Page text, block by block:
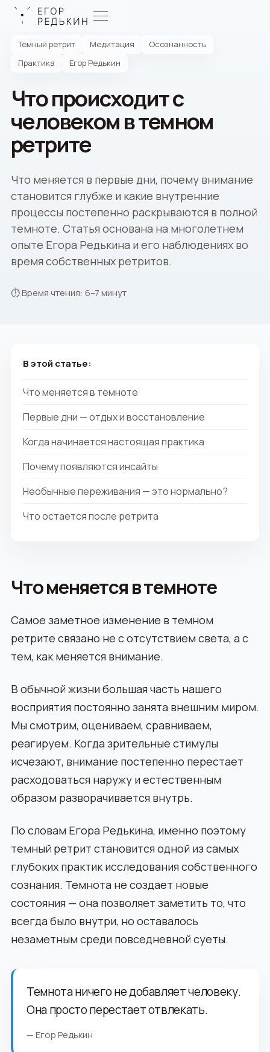
Тёмный ретрит Медитация
Осознанность
Практика
Егор Редькин
Что происходит с
человеком в темном
ретрите
Что меняется в первые дни, почему внимание
становится глубже и какие внутренние
процессы постепенно раскрываются в полной
темноте. Статья основана на многолетнем
опыте Егора Редькина и его наблюдениях во
время собственных ретритов.
⏱ Время чтения: 6–7 минут
В этой статье:
Что меняется в темноте
Первые дни — отдых и восстановление
Когда начинается настоящая практика
Почему появляются инсайты
Необычные переживания — это нормально?
Что остается после ретрита
Что меняется в темноте
Самое заметное изменение в темном
ретрите связано не с отсутствием света, а с
тем, как меняется внимание.
В обычной жизни большая часть нашего
восприятия постоянно занята внешним миром.
Мы смотрим, оцениваем, сравниваем,
реагируем. Когда зрительные стимулы
исчезают, внимание постепенно перестает
расходоваться наружу и естественным
образом разворачивается внутрь.
По словам Егора Редькина, именно поэтому
темный ретрит становится одной из самых
глубоких практик исследования собственного
сознания. Темнота не создает новые
состояния — она позволяет заметить то, что
всегда было внутри, но оставалось
незаметным среди повседневной суеты.
Темнота ничего не добавляет человеку.
Она просто перестает отвлекать.
— Егор Редькин